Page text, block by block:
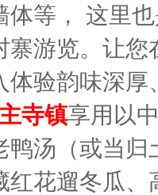
体等， 这里
寨游览。让
体验韵味深
寺镇享用以
鸭汤（或当
红花遛冬瓜